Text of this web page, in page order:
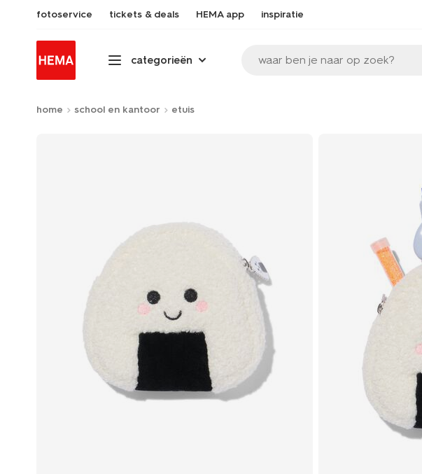
fotoservice tickets & deals HEMA app inspiratie
categorieën waar ben je naar op zoek?
home school en kantoor etuis